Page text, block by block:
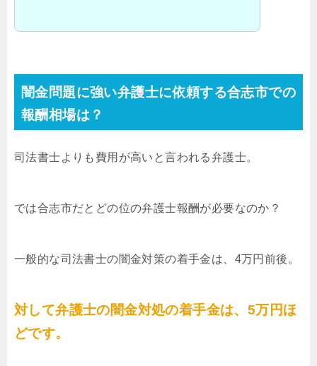
闇金問題に強い弁護士に依頼する合志市での
報酬相場は？
司法書士よりも費用が高いと言われる弁護士。
では合志市だとどの位の弁護士報酬が必要なのか？
一般的な司法書士の闇金対策の着手金は、4万円前後。
対して弁護士の闇金対処の着手金は、5万円ほ
どです。